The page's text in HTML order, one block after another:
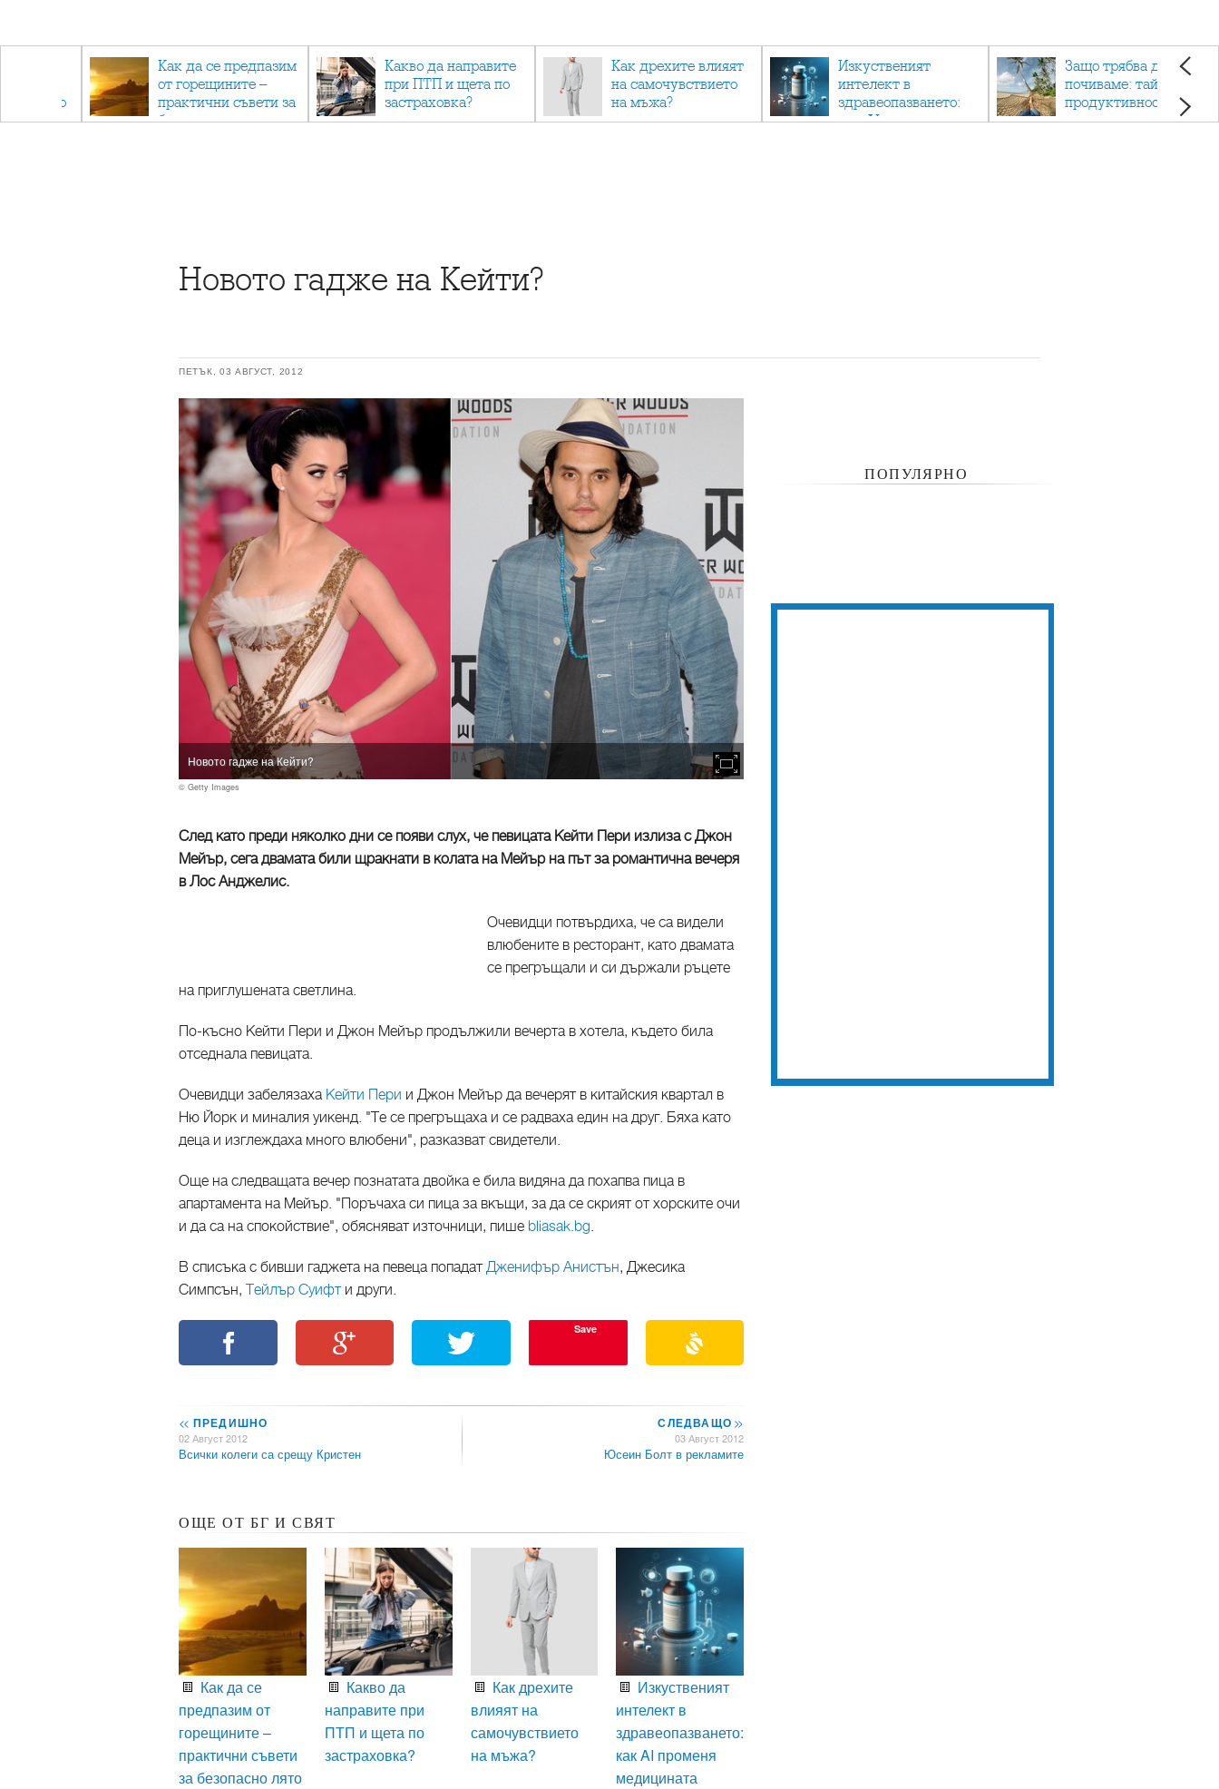
отново
Как да се предпазим
от горещините –
практични съвети за
безопасно лято
Какво да направите
при ПТП и щета по
застраховка?
Как дрехите влияят
на самочувствието
на мъжа?
Изкуственият
интелект в
здравеопазването:
как AI променя
Защо трябва да си
почиваме: тайната на
продуктивността,
здравето и добрия
Новото гадже на Кейти?
ПЕТЪК, 03 АВГУСТ, 2012
Новото гадже на Кейти?
© Getty Images
След като преди няколко дни се появи слух, че певицата Кейти Пери излиза с Джон
Мейър, сега двамата били щракнати в колата на Мейър на път за романтична вечеря
в Лос Анджелис.
Очевидци потвърдиха, че са видели
влюбените в ресторант, като двамата
се прегръщали и си държали ръцете
на приглушената светлина.
По-късно Кейти Пери и Джон Мейър продължили вечерта в хотела, където била
отседнала певицата.
Очевидци забелязаха Кейти Пери и Джон Мейър да вечерят в китайския квартал в
Ню Йорк и миналия уикенд. "Те се прегръщаха и се радваха един на друг. Бяха като
деца и изглеждаха много влюбени", разказват свидетели.
Още на следващата вечер познатата двойка е била видяна да похапва пица в
апартамента на Мейър. "Поръчаха си пица за вкъщи, за да се скрият от хорските очи
и да са на спокойствие", обясняват източници, пише bliasak.bg.
В списъка с бивши гаджета на певеца попадатДженифър Анистън, Джесика
Симпсън, Тейлър Суифти други.
Save
<< ПРЕДИШНО
02 Август 2012
Всички колеги са срещу Кристен
СЛЕДВАЩО>>
03 Август 2012
Юсеин Болт в рекламите
ОЩЕ ОТ БГ И СВЯТ
Как да се
предпазим от
горещините –
практични съвети
за безопасно лято
Какво да
направите при
ПТП и щета по
застраховка?
Как дрехите
влияят на
самочувствието
на мъжа?
Изкуственият
интелект в
здравеопазването:
как AI променя
медицината
ПОПУЛЯРНО